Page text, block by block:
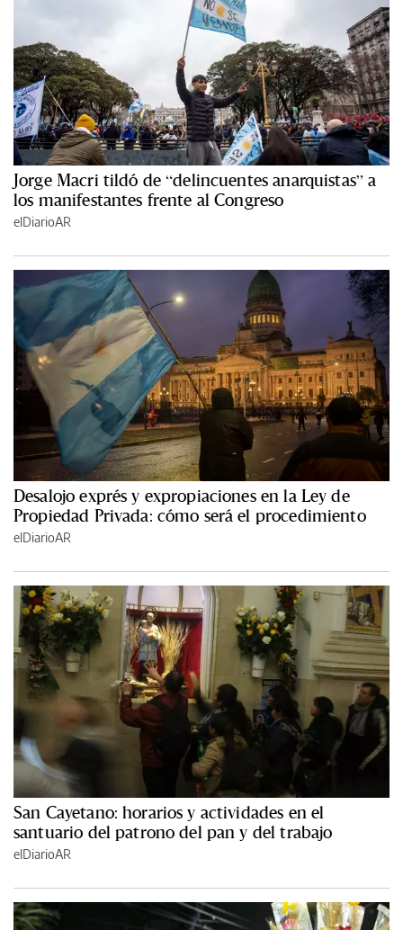
Jorge Macri tildó de “delincuentes anarquistas” a
los manifestantes frente al Congreso
elDiarioAR
Desalojo exprés y expropiaciones en la Ley de
Propiedad Privada: cómo será el procedimiento
elDiarioAR
San Cayetano: horarios y actividades en el
santuario del patrono del pan y del trabajo
elDiarioAR